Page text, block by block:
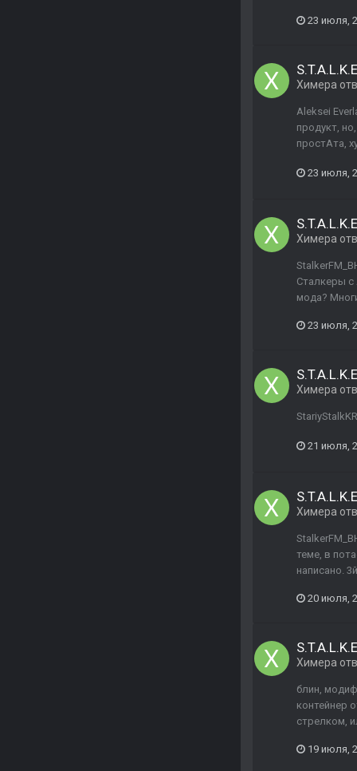
23 июля,
Химера
Aleksei
продукт,
простАта,
23 июля,
Химера
Сталкеры с
мода?
23 июля,
Химера
21 июля,
Химера
теме, в
написано.
20 июля,
Химера
блин,
контейнер
стрелком,
19 июля,